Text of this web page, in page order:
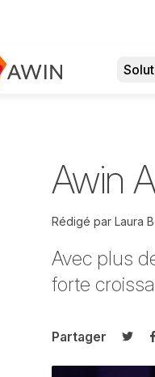
Awin
Rédigé par Laura
Avec plus
forte
Partager